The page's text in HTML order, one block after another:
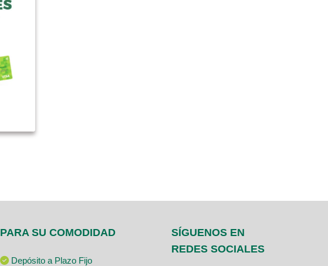
PARA SU COMODIDAD
Depósito a Plazo Fijo
SÍGUENOS EN
REDES SOCIALES